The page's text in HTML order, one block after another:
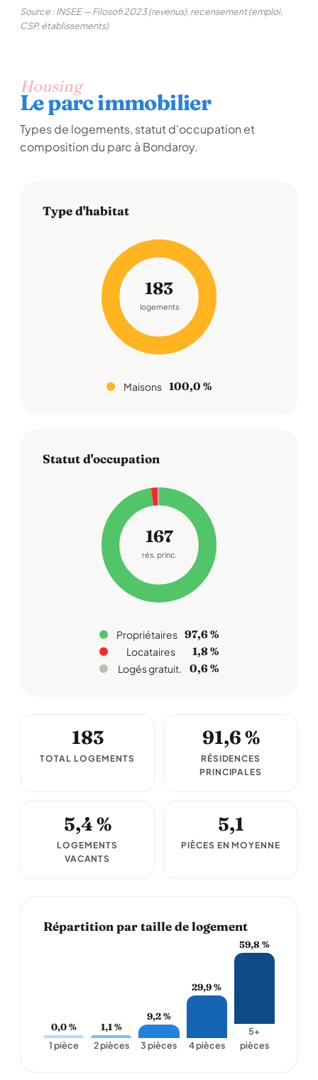
Source : INSEE — Filosofi 2023 (revenus), recensement (emploi,
CSP, établissements)
Housing
Le parc immobilier
Types de logements, statut d'occupation et
composition du parc à Bondaroy.
Type d'habitat
183
logements
Maisons 100,0 %
Statut d'occupation
167
rés. princ.
Propriétaires 97,6 %
Locataires 1,8 %
Logés gratuit. 0,6 %
183
TOTAL LOGEMENTS
91,6 %
RÉSIDENCES
PRINCIPALES
5,4 %
LOGEMENTS
VACANTS
5,1
PIÈCES EN MOYENNE
Répartition par taille de logement
0,0 %
1 pièce
1,1 %
2 pièces
9,2 %
3 pièces
29,9 %
4 pièces
59,8 %
5+
pièces